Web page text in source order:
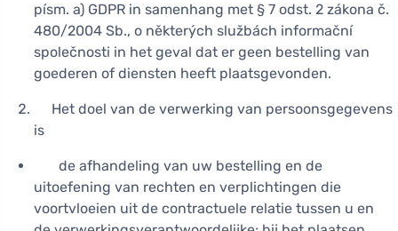
písm. a) GDPR in samenhang met § 7 odst. 2 zákona č.
480/2004 Sb., o některých službách informační
společnosti in het geval dat er geen bestelling van
goederen of diensten heeft plaatsgevonden.
Het doel van de verwerking van persoonsgegevens
is
de afhandeling van uw bestelling en de
uitoefening van rechten en verplichtingen die
voortvloeien uit de contractuele relatie tussen u en